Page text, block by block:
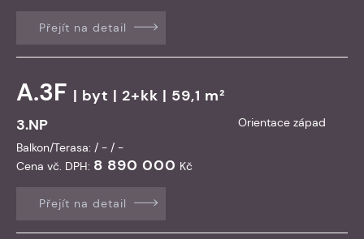
Přejít na detail
A.3F | byt | 2+kk | 59,1 m²
3.NP
Orientace západ
Balkon/Terasa: / - / -
Cena vč. DPH: 8 890 000 Kč
Přejít na detail